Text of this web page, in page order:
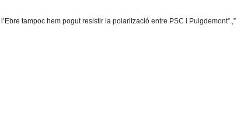
tampoc hem pogut resistir la polarització entre PSC i Puigdemont”.,”